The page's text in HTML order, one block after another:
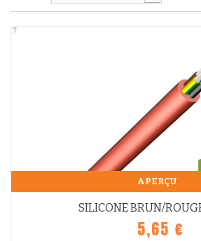
APERÇU
SILICONE BRUN/
5,65 €